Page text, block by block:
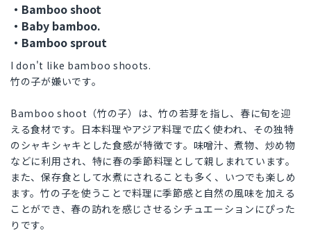
・Bamboo shoot
・Baby bamboo.
・Bamboo sprout
I don't like bamboo shoots.
竹の子が嫌いです。
Bamboo shoot（竹の子）は、竹の若芽を指し、春に旬を迎
える食材です。日本料理やアジア料理で広く使われ、その独特
のシャキシャキとした食感が特徴です。味噌汁、煮物、炒め物
などに利用され、特に春の季節料理として親しまれています。
また、保存食として水煮にされることも多く、いつでも楽しめ
ます。竹の子を使うことで料理に季節感と自然の風味を加える
ことができ、春の訪れを感じさせるシチュエーションにぴった
りです。